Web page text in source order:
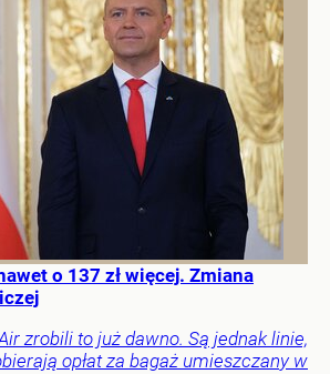
o 137 zł więcej. Zmiana
zrobili to już dawno. Są jednak linie,
opłat za bagaż umieszczany w